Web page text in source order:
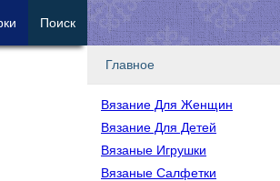
Главное
Вязание Для Женщин
Вязание Для Детей
Вязаные Игрушки
Вязаные Салфетки
Поиск